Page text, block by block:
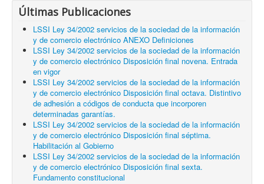
Últimas Publicaciones
LSSI Ley 34/2002 servicios de la sociedad de la información
y de comercio electrónico ANEXO Definiciones
LSSI Ley 34/2002 servicios de la sociedad de la información
y de comercio electrónico Disposición final novena. Entrada
en vigor
LSSI Ley 34/2002 servicios de la sociedad de la información
y de comercio electrónico Disposición final octava. Distintivo
de adhesión a códigos de conducta que incorporen
determinadas garantías.
LSSI Ley 34/2002 servicios de la sociedad de la información
y de comercio electrónico Disposición final séptima.
Habilitación al Gobierno
LSSI Ley 34/2002 servicios de la sociedad de la información
y de comercio electrónico Disposición final sexta.
Fundamento constitucional